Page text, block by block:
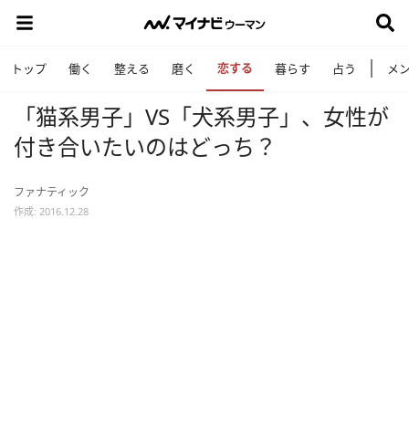
トップ 働く 整える 磨く 恋する 暮らす 占う メ
「猫系男子」VS「犬系男子」、女性が
付き合いたいのはどっち？
ファナティック
作成: 2016.12.28